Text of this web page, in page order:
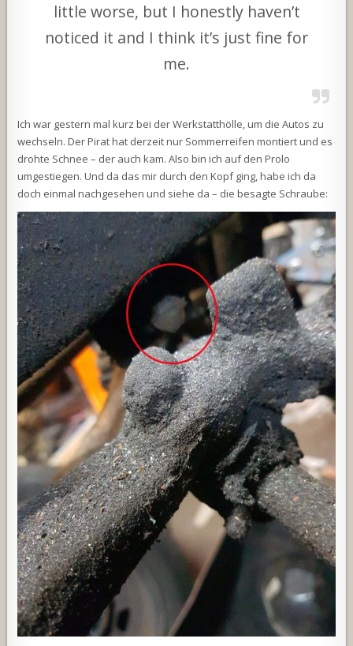
little worse, but I honestly haven’t
noticed it and I think it’s just fine for
me.
Ich war gestern mal kurz bei der Werkstatthölle, um die Autos zu
wechseln. Der Pirat hat derzeit nur Sommerreifen montiert und es
drohte Schnee – der auch kam. Also bin ich auf den Prolo
umgestiegen. Und da das mir durch den Kopf ging, habe ich da
doch einmal nachgesehen und siehe da – die besagte Schraube: